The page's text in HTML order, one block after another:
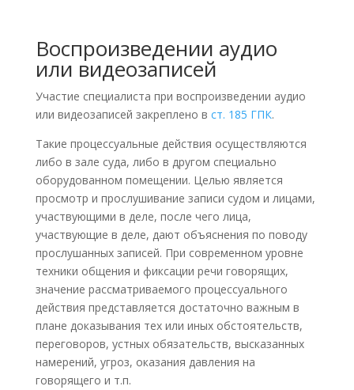
Воспроизведении аудио
или видеозаписей
Участие специалиста при воспроизведении аудио
или видеозаписей закреплено в ст. 185 ГПК.
Такие процессуальные действия осуществляются
либо в зале суда, либо в другом специально
оборудованном помещении. Целью является
просмотр и прослушивание записи судом и лицами,
участвующими в деле, после чего лица,
участвующие в деле, дают объяснения по поводу
прослушанных записей. При современном уровне
техники общения и фиксации речи говорящих,
значение рассматриваемого процессуального
действия представляется достаточно важным в
плане доказывания тех или иных обстоятельств,
переговоров, устных обязательств, высказанных
намерений, угроз, оказания давления на
говорящего и т.п.